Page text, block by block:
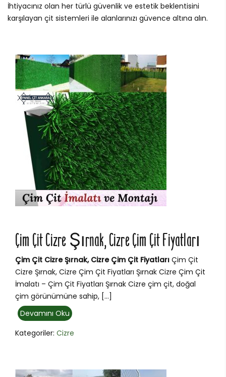
İhtiyacınız olan her türlü güvenlik ve estetik beklentisini
karşılayan çit sistemleri ile alanlarınızı güvence altına alın.
Çim Çit Cizre Şırnak, Cizre Çim Çit Fiyatları
Çim Çit Cizre Şırnak, Cizre Çim Çit Fiyatları Çim Çit
Cizre Şırnak, Cizre Çim Çit Fiyatları Şırnak Cizre Çim Çit
İmalatı – Çim Çit Fiyatları Şırnak Cizre çim çit, doğal
çim görünümüne sahip, […]
Devamını Oku
Kategoriler: Cizre